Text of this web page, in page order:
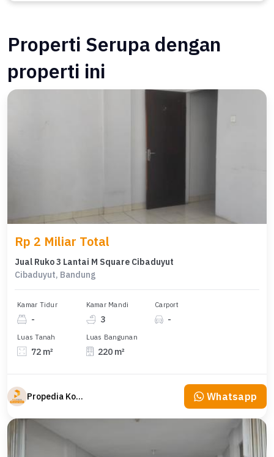
Properti Serupa dengan
properti ini
Rp 2 Miliar Total
Jual Ruko 3 Lantai M Square Cibaduyut
Cibaduyut, Bandung
Kamar Tidur
-
Kamar Mandi
3
Carport
-
Luas Tanah
72 m²
Luas Bangunan
220 m²
Propedia Komersial Whatsapp